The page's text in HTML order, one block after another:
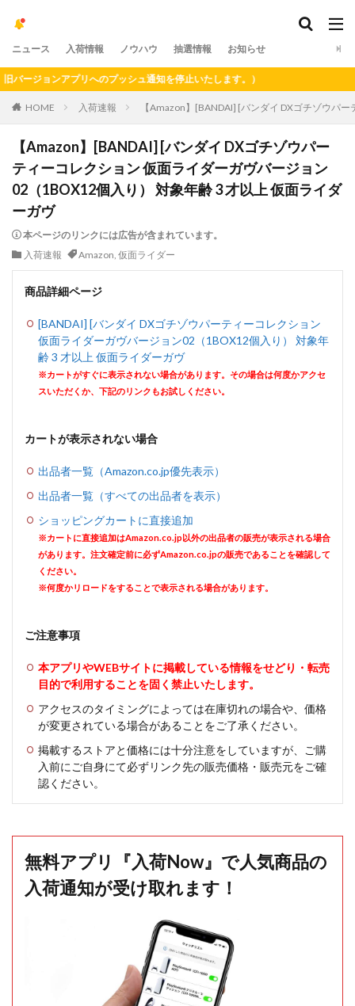
ニュース 入荷情報 ノウハウ 抽選情報 お知らせ
ョンアプリへのプッシュ通知を停止いたします。）
HOME 入荷速報 【Amazon】[BANDAI] [バンダイ DXゴチゾウパ
【Amazon】[BANDAI] [バンダイ DXゴチゾウパー
ティーコレクション 仮面ライダーガヴバージョン
02（1BOX12個入り） 対象年齢 3 才以上 仮面ライダ
ーガヴ
本ページのリンクには広告が含まれています。
入荷速報
Amazon, 仮面ライダー
商品詳細ページ
[BANDAI] [バンダイ DXゴチゾウパーティーコレクション
仮面ライダーガヴバージョン02（1BOX12個入り） 対象年
齢 3 才以上 仮面ライダーガヴ
※カートがすぐに表示されない場合があります。その場合は何度かアクセ
スいただくか、下記のリンクもお試しください。
カートが表示されない場合
出品者一覧（Amazon.co.jp優先表示）
出品者一覧（すべての出品者を表示）
ショッピングカートに直接追加
※カートに直接追加はAmazon.co.jp以外の出品者の販売が表示される場合
があります。注文確定前に必ずAmazon.co.jpの販売であることを確認して
ください。
※何度かリロードをすることで表示される場合があります。
ご注意事項
本アプリやWEBサイトに掲載している情報をせどり・転売
目的で利用することを固く禁止いたします。
アクセスのタイミングによっては在庫切れの場合や、価格
が変更されている場合があることをご了承ください。
掲載するストアと価格には十分注意をしていますが、ご購
入前にご自身にて必ずリンク先の販売価格・販売元をご確
認ください。
無料アプリ『入荷Now』で人気商品の
入荷通知が受け取れます！